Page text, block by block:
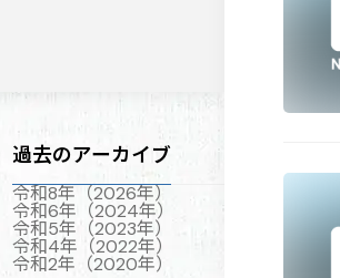
過去のアーカイブ
令和8年（2026年）
令和6年（2024年）
令和5年（2023年）
令和4年（2022年）
令和2年（2020年）